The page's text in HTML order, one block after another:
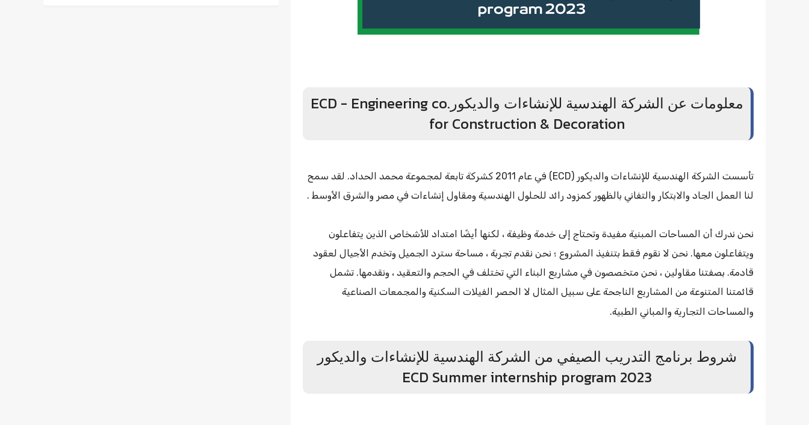
معلومات عن الشركة الهندسية للإنشاءات والديكورECD - Engineering co.
for Construction & Decoration
تأسست الشركة الهندسية للإنشاءات والديكور (ECD) في عام 2011 كشركة تابعة لمجموعة محمد الحداد. لقد سمح
لنا العمل الجاد والابتكار والتفاني بالظهور كمزود رائد للحلول الهندسية ومقاول إنشاءات في مصر والشرق الأوسط .
نحن ندرك أن المساحات المبنية مفيدة وتحتاج إلى خدمة وظيفة ، لكنها أيضًا امتداد للأشخاص الذين يتفاعلون
ويتفاعلون معها. نحن لا نقوم فقط بتنفيذ المشروع ؛ نحن نقدم تجربة ، مساحة سترد الجميل وتخدم الأجيال لعقود
قادمة. بصفتنا مقاولين ، نحن متخصصون في مشاريع البناء التي تختلف في الحجم والتعقيد ، ونقدمها. تشمل
قائمتنا المتنوعة من المشاريع الناجحة على سبيل المثال لا الحصر الفيلات السكنية والمجمعات الصناعية
والمساحات التجارية والمباني الطبية.
شروط برنامج التدريب الصيفي من الشركة الهندسية للإنشاءات والديكور
ECD Summer internship program 2023